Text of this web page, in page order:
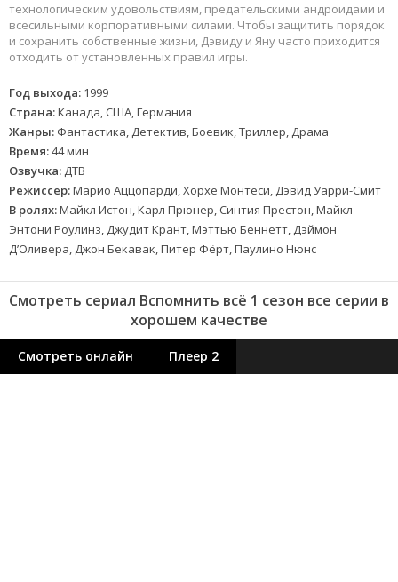
технологическим удовольствиям, предательскими андроидами и
всесильными корпоративными силами. Чтобы защитить порядок
и сохранить собственные жизни, Дэвиду и Яну часто приходится
отходить от установленных правил игры.
Год выхода: 1999
Страна:Канада, США, Германия
Жанры: Фантастика, Детектив, Боевик, Триллер, Драма
Время:44 мин
Озвучка: ДТВ
Режиссер:Марио Аццопарди, Хорхе Монтеси, Дэвид Уарри-Смит
В ролях:Майкл Истон, Карл Прюнер, Синтия Престон, Майкл
Энтони Роулинз, Джудит Крант, Мэттью Беннетт, Дэймон
Д’Оливера, Джон Бекавак, Питер Фёрт, Паулино Нюнс
Смотреть сериал Вспомнить всё 1 сезон все серии в
хорошем качестве
Смотреть онлайн Плеер 2